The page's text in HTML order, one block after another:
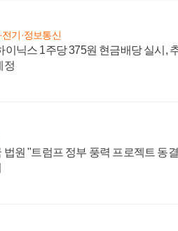
전기·정보통신
이닉스 1주당 375원 현금배당 실시,
정
법원 "트럼프 정부 풍력 프로젝트 동